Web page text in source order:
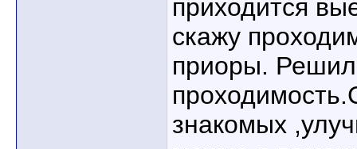
приходится
скажу
приоры.
знакомых